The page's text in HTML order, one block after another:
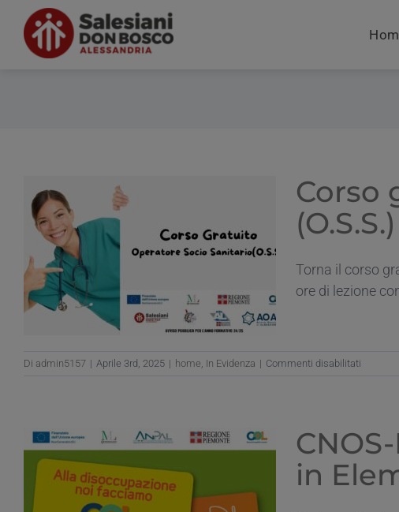
contenuto
Corso
Torna il corso
ore di lezione
Di admin5157 | Aprile 3rd, 2025 | home, In Evidenza | Commenti disabilitati
Socio
Sanitario
(O.S.S.)
al
in